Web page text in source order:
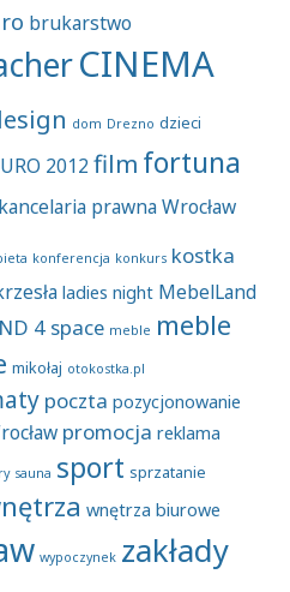
brukarstwo
CINEMA
dom Drezno dzieci
2012film fortuna
kancelaria prawna Wrocław
konferencja konkurs kostka
ladies night MebelLand
4 space meble meble
mikołaj otokostka.pl
poczta pozycjonowanie
promocja reklama
sauna sport sprzatanie
wnętrza biurowe
wypoczynek zakłady